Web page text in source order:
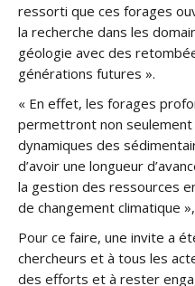
ressorti que ces forages
la recherche dans les
géologie avec des
générations futures ».
« En effet, les forages
permettront non
dynamiques des
d’avoir une longueur
la gestion des ressources
de changement climatique
Pour ce faire, une invite a
chercheurs et à tous les
des efforts et à rester